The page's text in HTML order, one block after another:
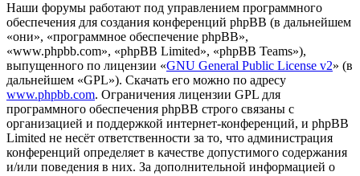
Наши форумы работают под управлением программного
обеспечения для создания конференций phpBB (в дальнейшем
«они», «программное обеспечение phpBB»,
«www.phpbb.com», «phpBB Limited», «phpBB Teams»),
выпущенного по лицензии «GNU General Public License v2» (в
дальнейшем «GPL»). Скачать его можно по адресу
www.phpbb.com. Ограничения лицензии GPL для
программного обеспечения phpBB строго связаны с
организацией и поддержкой интернет-конференций, и phpBB
Limited не несёт ответственности за то, что администрация
конференций определяет в качестве допустимого содержания
и/или поведения в них. За дополнительной информацией о